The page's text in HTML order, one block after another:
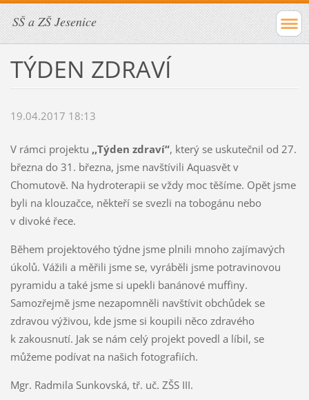
SŠ a ZŠ Jesenice
TÝDEN ZDRAVÍ
19.04.2017 18:13
V rámci projektu ,,Týden zdraví“, který se uskutečnil od 27.
března do 31. března, jsme navštívili Aquasvět v
Chomutově. Na hydroterapii se vždy moc těšíme. Opět jsme
byli na klouzačce, někteří se svezli na tobogánu nebo
v divoké řece.
Během projektového týdne jsme plnili mnoho zajímavých
úkolů. Vážili a měřili jsme se, vyráběli jsme potravinovou
pyramidu a také jsme si upekli banánové muffiny.
Samozřejmě jsme nezapomněli navštívit obchůdek se
zdravou výživou, kde jsme si koupili něco zdravého
k zakousnutí. Jak se nám celý projekt povedl a líbil, se
můžeme podívat na našich fotografiích.
Mgr. Radmila Sunkovská, tř. uč. ZŠS III.